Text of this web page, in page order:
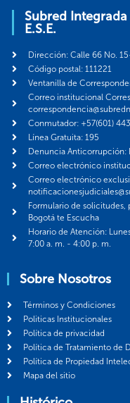
Subred
E.S.E.
Dirección: Calle 66 No.
Código postal: 111221
Ventanilla de
Correo institucional
Conmutador: +57(601)
Línea Gratuita: 195
Denuncia Anticorrupción:
Correo electrónico
Correo electrónico
Formulario de solicitudes,
Bogotá te Escucha
Horario de Atención:
7:00 a. m. - 4:00 p. m.
Sobre Nosotros
Términos y Condiciones
Politicas Institucionales
Política de privacidad
Política de Tratamiento de
Política de Propiedad
Mapa del sitio